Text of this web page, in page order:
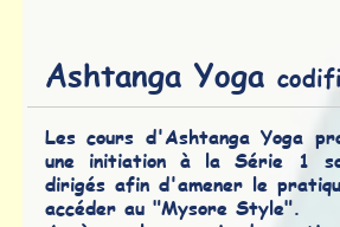
Ashtanga Yoga
Les cours d'Ashtanga Yoga
une initiationà la Série 1
dirigés afin d'amener le
accéder au "Mysore Style".